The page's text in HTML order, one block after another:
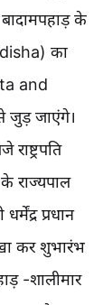
के
का
and
जुड़ जाएंगे।
राज्यपाल
प्रधान
कर शुभारंभ
-शालीमार